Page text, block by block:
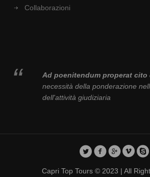
Collaborazioni
Ad poenitendum properat
necessità della ponderazione
dell'attività giudiziaria
Capri Top Tours © 2023 | All